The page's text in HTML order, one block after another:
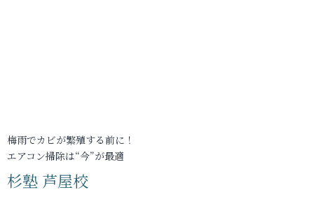
梅雨でカビが繁殖する前に！
エアコン掃除は“今”が最適
杉塾 芦屋校